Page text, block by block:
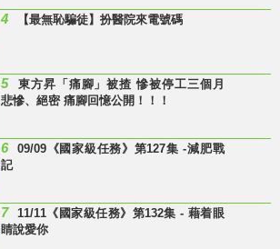
4 【最無恥騙徒】扮醫院來電號碼
5
東方昇「痛腳」被揸 慘被停工三個月
悲慘、絕密 痛腳回憶公開！！！
6
09/09《國家級任務》第127集 -減肥戰
記
7
11/11《國家級任務》第132集 - 藉着眼
睛說愛你